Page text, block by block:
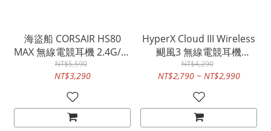
海盜船 CORSAIR HS80
MAX 無線電競耳機 2.4G/藍
牙 消光灰 CA-9011295-AP
雪貂白 CA-9011296-AP
NT$5,590
NT$3,290
HyperX Cloud III Wireless
颶風3 無線電競耳機
2.4g/USB 黑 77Z45AA / 紅
黑 77Z46AA
NT$4,290
NT$2,790 ~ NT$2,990